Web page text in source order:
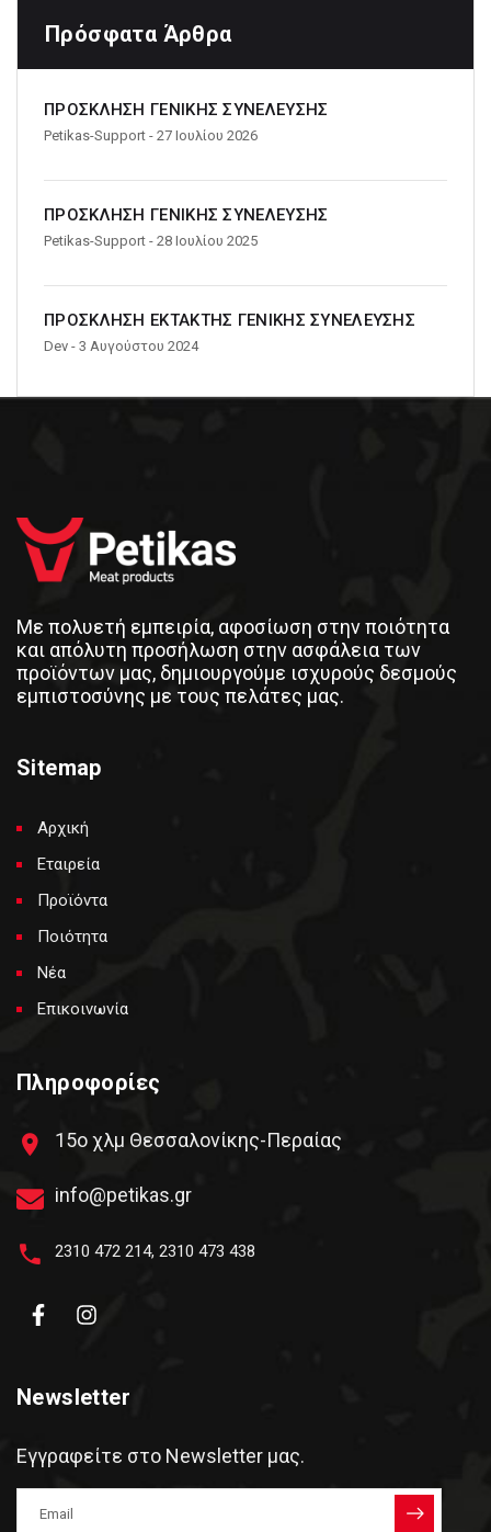
Πρόσφατα Άρθρα
ΠΡΟΣΚΛΗΣΗ ΓΕΝΙΚΗΣ ΣΥΝΕΛΕΥΣΗΣ
Petikas-Support - 27 Ιουλίου 2026
ΠΡΟΣΚΛΗΣΗ ΓΕΝΙΚΗΣ ΣΥΝΕΛΕΥΣΗΣ
Petikas-Support - 28 Ιουλίου 2025
ΠΡΟΣΚΛΗΣΗ ΕΚΤΑΚΤΗΣ ΓΕΝΙΚΗΣ ΣΥΝΕΛΕΥΣΗΣ
Dev - 3 Αυγούστου 2024
Με πολυετή εμπειρία, αφοσίωση στην ποιότητα
και απόλυτη προσήλωση στην ασφάλεια των
προϊόντων μας, δημιουργούμε ισχυρούς δεσμούς
εμπιστοσύνης με τους πελάτες μας.
Sitemap
Αρχική
Εταιρεία
Προϊόντα
Ποιότητα
Νέα
Επικοινωνία
Πληροφορίες
15ο χλμ Θεσσαλονίκης-Περαίας
info@petikas.gr
2310 472 214, 2310 473 438
Newsletter
Εγγραφείτε στο Newsletter μας.